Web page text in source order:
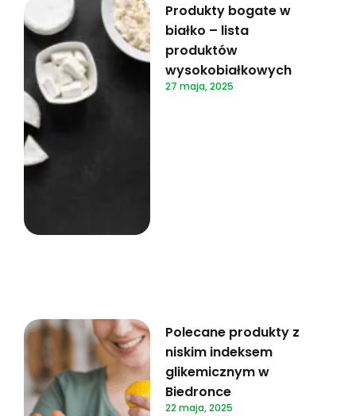
Produkty bogate w
białko – lista
produktów
wysokobiałkowych
27 maja, 2025
Polecane produkty z
niskim indeksem
glikemicznym w
Biedronce
22 maja, 2025